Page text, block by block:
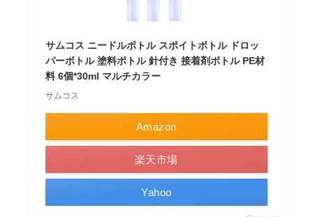
サムコス ニードルボトル スポイトボトル ドロッ
パーボトル 塗料ボトル 針付き 接着剤ボトル PE材
料 6個*30ml マルチカラー
サムコス
Amazon
楽天市場
Yahoo